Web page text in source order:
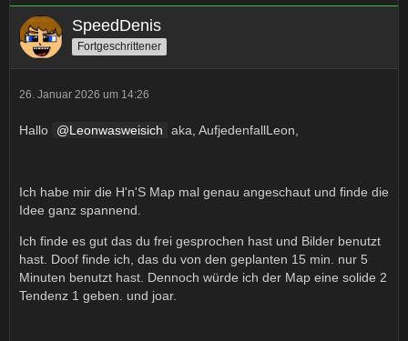
SpeedDenis
Fortgeschrittener
26. Januar 2026 um 14:26
Hallo Leonwasweisich aka, AufjedenfallLeon,
Ich habe mir die H'n'S Map mal genau angeschaut und finde die
Idee ganz spannend.
Ich finde es gut das du frei gesprochen hast und Bilder benutzt
hast. Doof finde ich, das du von den geplanten 15 min. nur 5
Minuten benutzt hast. Dennoch würde ich der Map eine solide 2
Tendenz 1 geben. und joar.